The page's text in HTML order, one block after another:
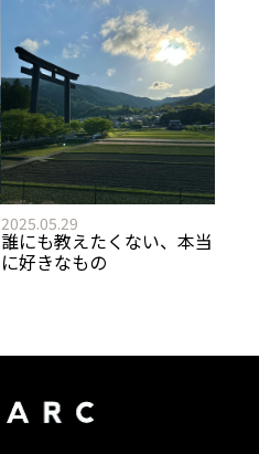
2025.05.29
誰にも教えたくない、本当
に好きなもの